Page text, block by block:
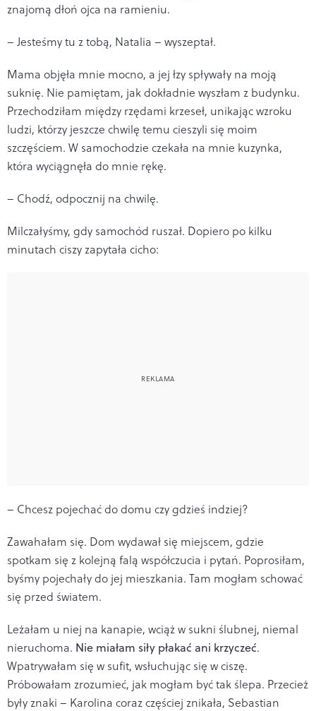
znajomą dłoń ojca na ramieniu.
– Jesteśmy tu z tobą, Natalia – wyszeptał.
Mama objęła mnie mocno, a jej łzy spływały na moją
suknię. Nie pamiętam, jak dokładnie wyszłam z budynku.
Przechodziłam między rzędami krzeseł, unikając wzroku
ludzi, którzy jeszcze chwilę temu cieszyli się moim
szczęściem. W samochodzie czekała na mnie kuzynka,
która wyciągnęła do mnie rękę.
– Chodź, odpocznij na chwilę.
Milczałyśmy, gdy samochód ruszał. Dopiero po kilku
minutach ciszy zapytała cicho:
– Chcesz pojechać do domu czy gdzieś indziej?
Zawahałam się. Dom wydawał się miejscem, gdzie
spotkam się z kolejną falą współczucia i pytań. Poprosiłam,
byśmy pojechały do jej mieszkania. Tam mogłam schować
się przed światem.
Leżałam u niej na kanapie, wciąż w sukni ślubnej, niemal
nieruchoma. Nie miałam siły płakać ani krzyczeć.
Wpatrywałam się w sufit, wsłuchując się w ciszę.
Próbowałam zrozumieć, jak mogłam być tak ślepa. Przecież
były znaki – Karolina coraz częściej znikała, Sebastian